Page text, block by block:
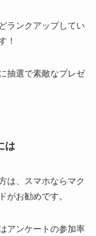
ランクアップしてい
！
抽選で素敵なプレゼ
は
は、スマホならマク
がお勧めです。
アンケートの参加率